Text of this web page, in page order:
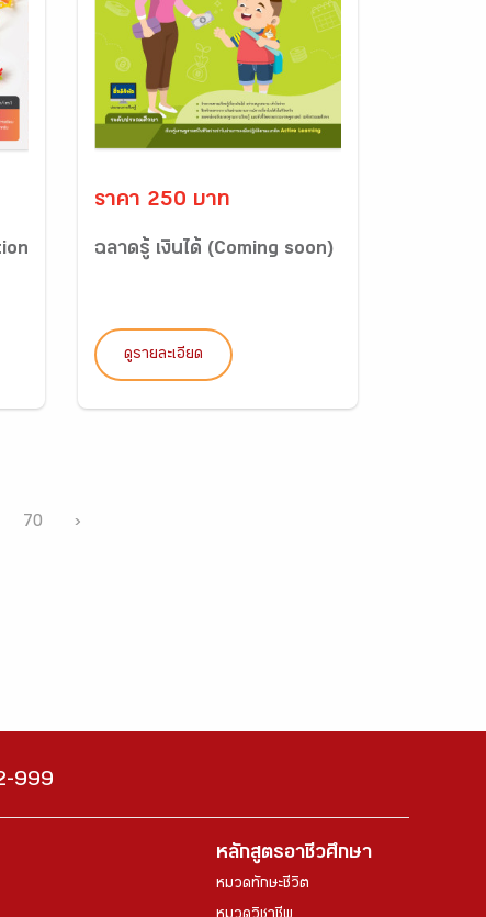
ราคา 250 บาท
ฉลาดรู้ เงินได้ (Coming soon)
ดูรายละเอียด
70 ›
999
หลักสูตรอาชีวศึกษา
หมวดทักษะชีวิต